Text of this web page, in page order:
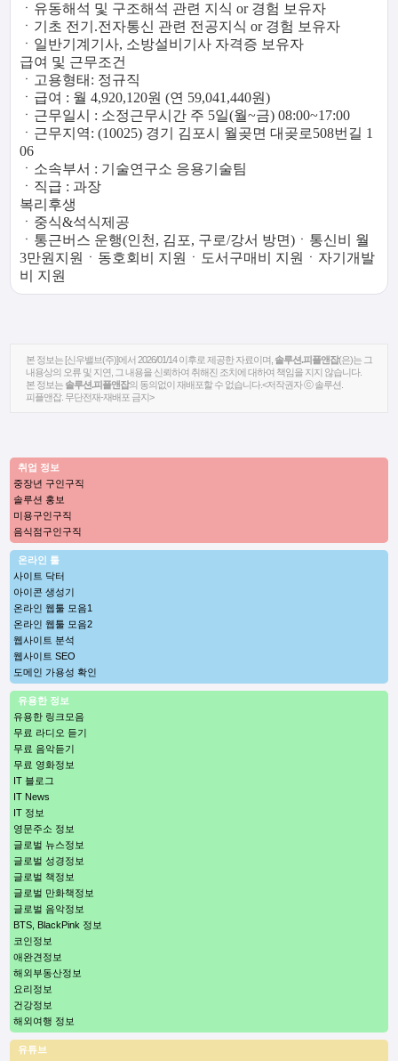
ㆍ유동해석 및 구조해석 관련 지식 or 경험 보유자
ㆍ기초 전기.전자통신 관련 전공지식 or 경험 보유자
ㆍ일반기계기사, 소방설비기사 자격증 보유자
급여 및 근무조건
ㆍ고용형태: 정규직
ㆍ급여 : 월 4,920,120원 (연 59,041,440원)
ㆍ근무일시 : 소정근무시간 주 5일(월~금) 08:00~17:00
ㆍ근무지역: (10025) 경기 김포시 월곶면 대곶로508번길 1
06
ㆍ소속부서 : 기술연구소 응용기술팀
ㆍ직급 : 과장
복리후생
ㆍ중식&석식제공
ㆍ통근버스 운행(인천, 김포, 구로/강서 방면) ㆍ통신비 월
3만원지원 ㆍ동호회비 지원 ㆍ도서구매비 지원 ㆍ자기개발
비 지원
본 정보는 [신우밸브(주)]에서 2026/01/14 이후로 제공한 자료이며, 솔루션.피플앤잡(은)는 그
내용상의 오류 및 지연, 그 내용을 신뢰하여 취해진 조치에 대하여 책임을 지지 않습니다.
본 정보는 솔루션.피플앤잡의 동의없이 재배포할 수 없습니다.<저작권자 ⓒ 솔루션.
피플앤잡. 무단전재-재배포 금지>
취업 정보
중장년 구인구직
솔루션 홍보
미용구인구직
음식점구인구직
온라인 툴
사이트 닥터
아이콘 생성기
온라인 웹툴 모음1
온라인 웹툴 모음2
웹사이트 분석
웹사이트 SEO
도메인 가용성 확인
유용한 정보
유용한 링크모음
무료 라디오 듣기
무료 음악듣기
무료 영화정보
IT 블로그
IT News
IT 정보
영문주소 정보
글로벌 뉴스정보
글로벌 성경정보
글로벌 책정보
글로벌 만화책정보
글로벌 음악정보
BTS, BlackPink 정보
코인정보
애완견정보
해외부동산정보
요리정보
건강정보
해외여행 정보
유튜브